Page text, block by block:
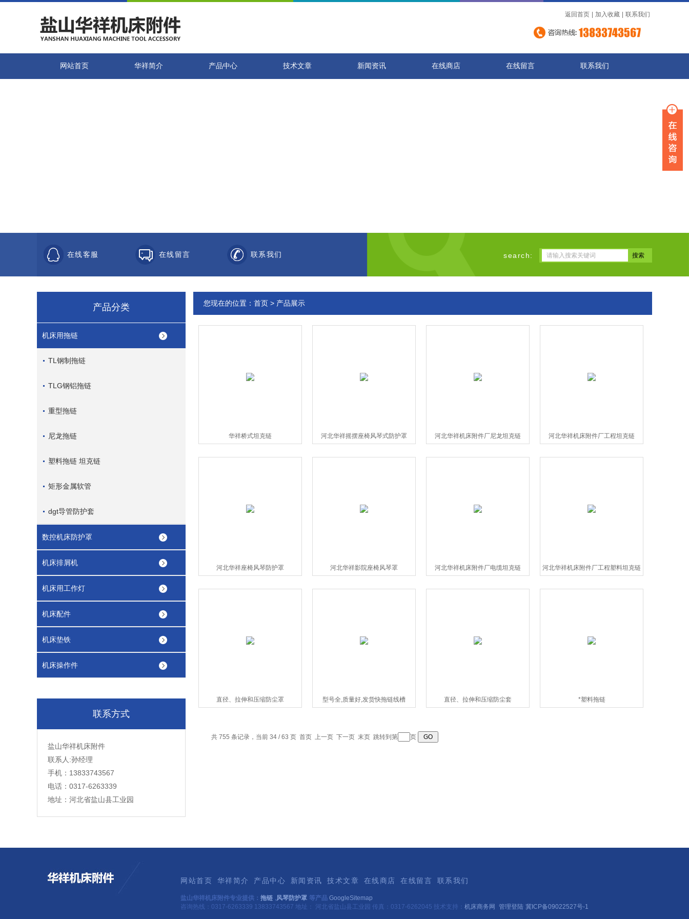
返回首页 加入收藏 联系我们
网站首页 华祥简介 产品中心 技术文章 新闻资讯 在线商店 在线留言 联系我们
在线客服 在线留言 联系我们 search:
产品分类
机床用拖链
TL钢制拖链
TLG钢铝拖链
重型拖链
尼龙拖链
塑料拖链 坦克链
矩形金属软管
dgt导管防护套
数控机床防护罩
机床排屑机
机床用工作灯
机床配件
机床垫铁
机床操作件
联系方式
盐山华祥机床附件
联系人:孙经理
手机：13833743567
电话：0317-6263339
地址：河北省盐山县工业园
您现在的位置： 首页 > 产品展示
华祥桥式坦克链 河北华祥摇摆座椅风琴式防护罩 河北华祥机床附件厂尼龙坦克链 河北华祥机床附件厂工程坦克链
河北华祥座椅风琴防护罩 河北华祥影院座椅风琴罩 河北华祥机床附件厂电缆坦克链 河北华祥机床附件厂工程塑料坦克链
直径、拉伸和压缩防尘罩 型号全,质量好,发货快拖链线槽 直径、拉伸和压缩防尘套 *塑料拖链
共 755 条记录，当前 34 / 63 页 首页 上一页 下一页 末页 跳转到第 页
网站首页 华祥简介 产品中心 新闻资讯 技术文章 在线商店 在线留言 联系我们
盐山华祥机床附件专业提供： 拖链 ,风琴防护罩 等产品 GoogleSitemap
咨询热线：0317-6263339 13833743567 地址： 河北省盐山县工业园 传真：0317-6262045 技术支持： 机床商务网 管理登陆 冀ICP备09022527号-1